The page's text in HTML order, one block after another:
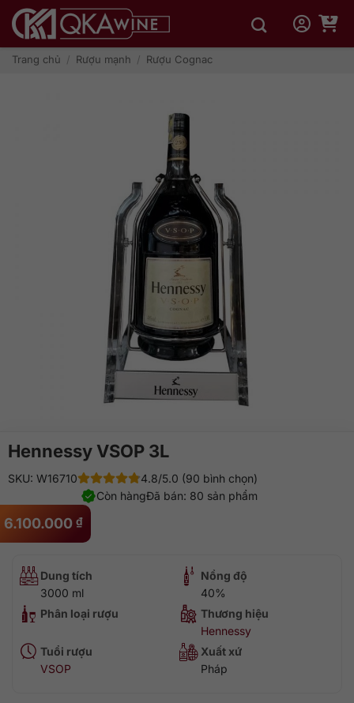
qua
dungTrang chủ / Rượu mạnh / Rượu Cognac
Hennessy VSOP 3L
6.100.000 ₫
SKU: W16710
4.8/5.0 (90 bình chọn)
Đã bán: 80 sản phẩm
Còn hàng
Dung tích
3000 ml
Nồng độ
40%
Phân loại rượu
Thương hiệu
Hennessy
Tuổi rượu
VSOP
Xuất xứ
Pháp